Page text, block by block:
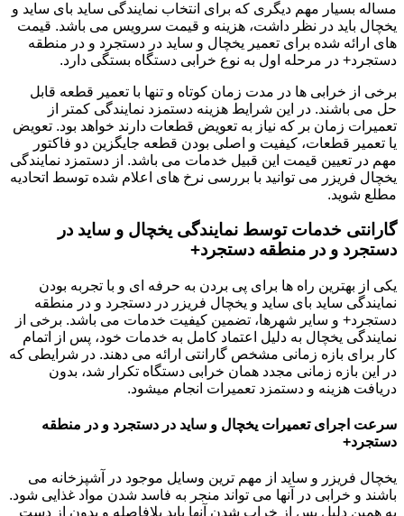
مساله بسیار مهم دیگری که برای انتخاب نمایندگی ساید بای ساید و
یخچال باید در نظر داشت، هزینه و قیمت سرویس می باشد. قیمت
های ارائه شده برای تعمیر یخچال و ساید در دستجرد و در منطقه
دستجرد+ در مرحله اول به نوع خرابی دستگاه بستگی دارد.
برخی از خرابی ها در مدت زمان کوتاه و تنها با تعمیر قطعه قابل
حل می باشند. در این شرایط هزینه دستمزد نمایندگی کمتر از
تعمیرات زمان بر که نیاز به تعویض قطعات دارند خواهد بود. تعویض
یا تعمیر قطعات، کیفیت و اصلی بودن قطعه جایگزین دو فاکتور
مهم در تعیین قیمت این قبیل خدمات می باشد. از دستمزد نمایندگی
یخچال فریزر می توانید با بررسی نرخ های اعلام شده توسط اتحادیه
مطلع شوید.
گارانتی خدمات توسط نمایندگی یخچال و ساید در
دستجرد و در منطقه دستجرد+
یکی از بهترین راه ها برای پی بردن به حرفه ای و با تجربه بودن
نمایندگی ساید بای ساید و یخچال فریزر در دستجرد و در منطقه
دستجرد+ و سایر شهرها، تضمین کیفیت خدمات می باشد. برخی از
نمایندگی یخچال به دلیل اعتماد کامل به خدمات خود، پس از اتمام
کار برای بازه زمانی مشخص گارانتی ارائه می دهند. در شرایطی که
در این بازه زمانی مجدد همان خرابی دستگاه تکرار شد، بدون
دریافت هزینه و دستمزد تعمیرات انجام میشود.
سرعت اجرای تعمیرات یخچال و ساید در دستجرد و در منطقه
دستجرد+
یخچال فریزر و ساید از مهم ترین وسایل موجود در آشپزخانه می
باشند و خرابی در آنها می تواند منجر به فاسد شدن مواد غذایی شود.
به همین دلیل پس از خراب شدن آنها باید بلافاصله و بدون از دست